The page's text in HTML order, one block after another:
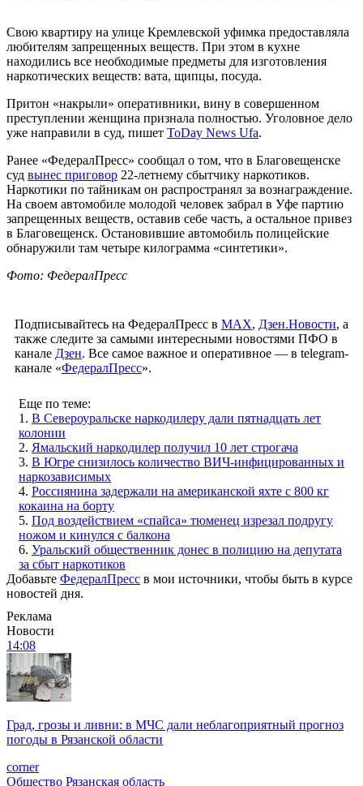
Свою квартиру на улице Кремлевской уфимка предоставляла
любителям запрещенных веществ. При этом в кухне
находились все необходимые предметы для изготовления
наркотических веществ: вата, щипцы, посуда.
Притон «накрыли» оперативники, вину в совершенном
преступлении женщина признала полностью. Уголовное дело
уже направили в суд, пишет ToDay News Ufa.
Ранее «ФедералПресс» сообщал о том, что в Благовещенске
суд вынес приговор 22-летнему сбытчику наркотиков.
Наркотики по тайникам он распространял за вознаграждение.
На своем автомобиле молодой человек забрал в Уфе партию
запрещенных веществ, оставив себе часть, а остальное привез
в Благовещенск. Остановившие автомобиль полицейские
обнаружили там четыре килограмма «синтетики».
Фото: ФедералПресс
Подписывайтесь на ФедералПресс в МАХ, Дзен.Новости, а
также следите за самыми интересными новостями ПФО в
канале Дзен. Все самое важное и оперативное — в telegram-
канале «ФедералПресс».
Еще по теме:
1. В Североуральске наркодилеру дали пятнадцать лет
колонии
2. Ямальский наркодилер получил 10 лет строгача
3. В Югре снизилось количество ВИЧ-инфицированных и
наркозависимых
4. Россиянина задержали на американской яхте с 800 кг
кокаина на борту
5. Под воздействием «спайса» тюменец изрезал подругу
ножом и кинулся с балкона
6. Уральский общественник донес в полицию на депутата
за сбыт наркотиков
Добавьте ФедералПресс в мои источники, чтобы быть в курсе
новостей дня.
Реклама
Новости
14:08
Град, грозы и ливни: в МЧС дали неблагоприятный прогноз
погоды в Рязанской области
corner
Общество Рязанская область